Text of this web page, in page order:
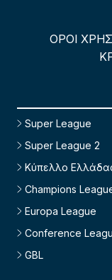
ΟΡΟΙ
Super League
Super League 2
Κύπελλο
Champions
Europa League
Conference
GBL